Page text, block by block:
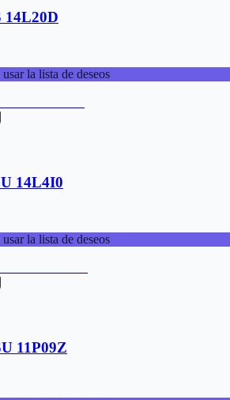
14L20D
la lista de deseos
14L4I0
la lista de deseos
11P09Z